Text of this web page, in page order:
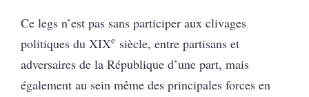
Ce legs n’est pas sans participer aux clivages
politiques du XIXe siècle, entre partisans et
adversaires de la République d’une part, mais
également au sein même des principales forces en